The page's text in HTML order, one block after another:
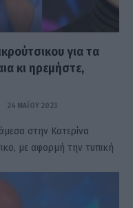
για τα
κι ηρεμήστε,
24 ΜΑΪ́ΟΥ 2023
στην Κατερίνα
με αφορμή την τυπική